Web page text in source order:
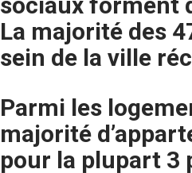
La majorité des
sein de la ville
Parmi les
majorité
pour la plupart 3